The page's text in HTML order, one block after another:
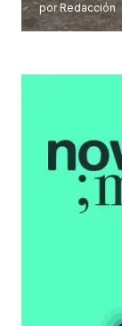
por Redacción